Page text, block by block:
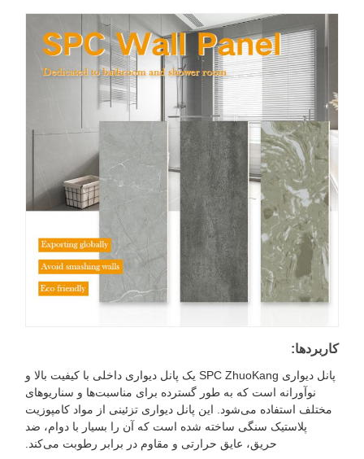
کاربردها:
پانل دیواری SPC ZhuoKang یک پانل دیواری داخلی با کیفیت بالا و
نوآورانه است که به طور گسترده برای مناسبت‌ها و سناریوهای
مختلف استفاده می‌شود. این پانل دیواری تزئینی از مواد کامپوزیت
پلاستیک سنگی ساخته شده است که آن را بسیار با دوام، ضد
حریق، عایق حرارتی و مقاوم در برابر رطوبت می‌کند.